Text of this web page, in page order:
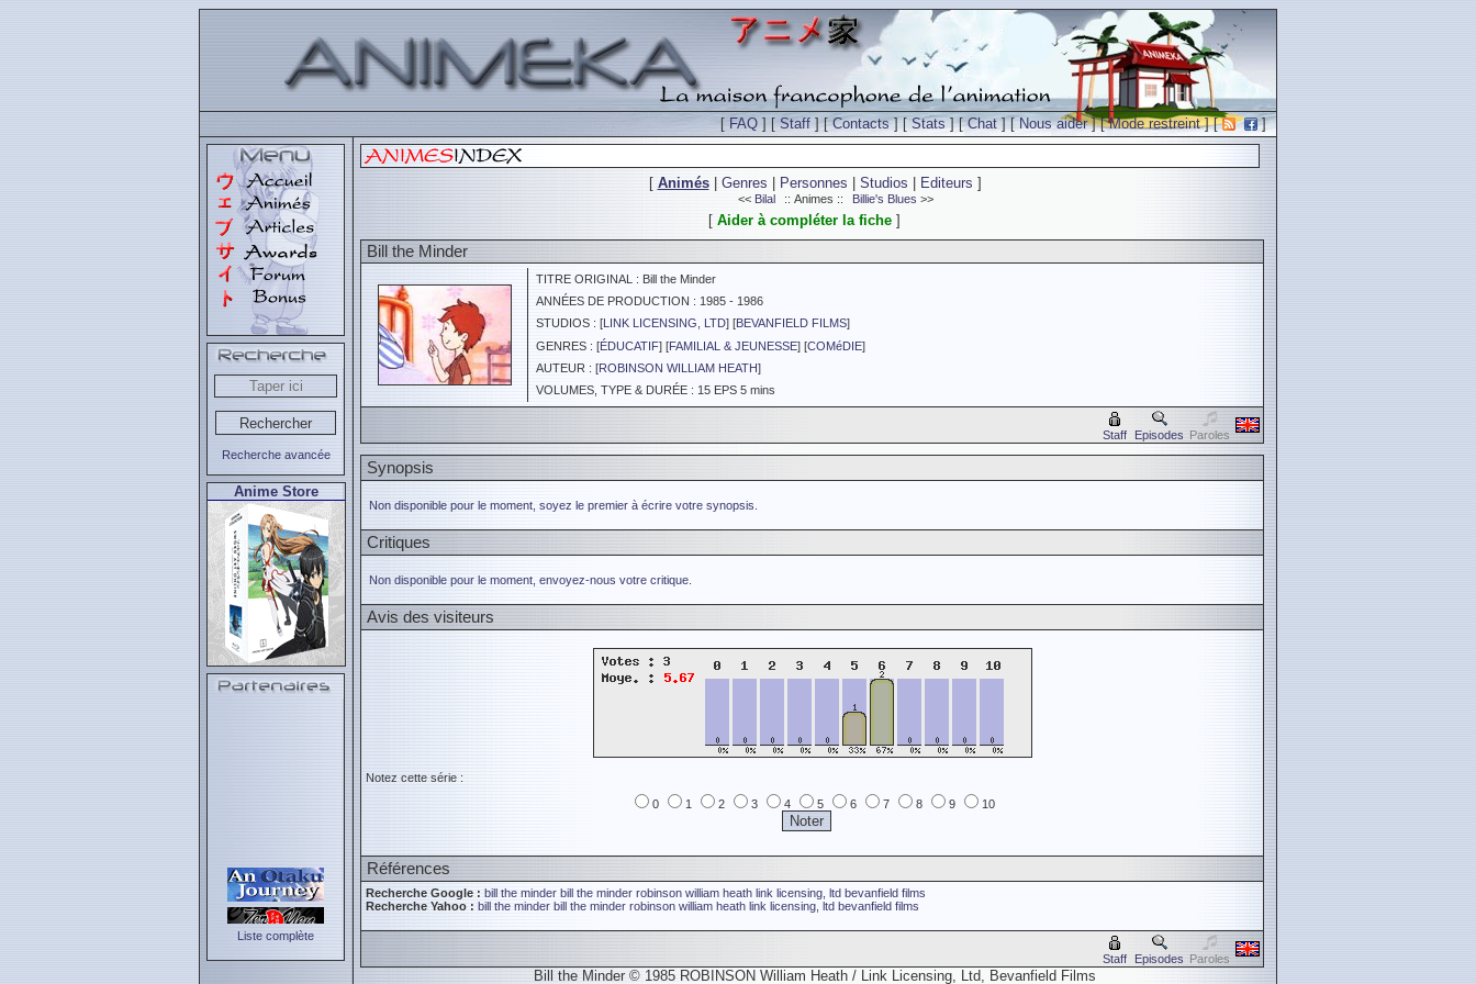
[FAQ ] [Staff ] [Contacts] [Stats] [Chat] [Nous aider] [Mode restreint] [ ]
Recherche avancée
Anime Store
Liste complète
[ Animés| Genres Personnes Studios Editeurs ]
<< Bilal :: Animes :: Billie's Blues >>
[ Aider à compléter la fiche]
Bill the Minder
TITRE ORIGINAL : Bill the Minder
ANNÉES DE PRODUCTION : 1985 - 1986
STUDIOS : [LINK LICENSING, LTD] [BEVANFIELD FILMS]
GENRES : [ÉDUCATIF] [FAMILIAL & JEUNESSE] [COMéDIE]
AUTEUR : [ROBINSON WILLIAM HEATH]
VOLUMES, TYPE & DURÉE : 15 EPS 5 mins
Staff Episodes Paroles
Synopsis
Non disponible pour le moment, soyez le premier à écrire votre synopsis.
Critiques
Non disponible pour le moment, envoyez-nous votre critique.
Avis des visiteurs
Notez cette série :
0
1 2 3 4 5 6 7 8 9 10
Références
Recherche Google : bill the minder bill the minder robinson william heath link licensing, ltd bevanfield films
Recherche Yahoo : bill the minder bill the minder robinson william heath link licensing, ltd bevanfield films
Staff Episodes Paroles
Bill the Minder © 1985 ROBINSON William Heath / Link Licensing, Ltd, Bevanfield Films